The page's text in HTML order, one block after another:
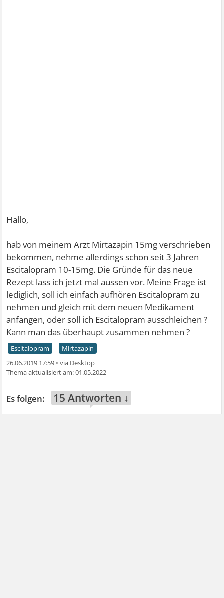
Hallo,
hab von meinem Arzt Mirtazapin 15mg verschrieben
bekommen, nehme allerdings schon seit 3 Jahren
Escitalopram 10-15mg. Die Gründe für das neue
Rezept lass ich jetzt mal aussen vor. Meine Frage ist
lediglich, soll ich einfach aufhören Escitalopram zu
nehmen und gleich mit dem neuen Medikament
anfangen, oder soll ich Escitalopram ausschleichen ?
Kann man das überhaupt zusammen nehmen ?
Escitalopram
Mirtazapin
26.06.2019 17:59 •
01.05.2022
15 Antworten ↓